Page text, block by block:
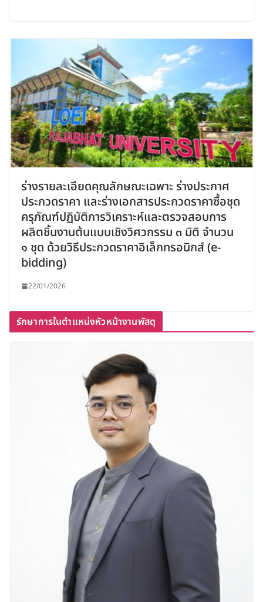
ร่างรายละเอียดคุณลักษณะเฉพาะ ร่างประกาศ
ประกวดราคา และร่างเอกสารประกวดราคาซื้อชุด
ครุภัณฑ์ปฏิบัติการวิเคราะห์และตรวจสอบการ
ผลิตชิ้นงานต้นแบบเชิงวิศวกรรม ๓ มิติ จำนวน
๑ ชุด ด้วยวิธีประกวดราคาอิเล็กทรอนิกส์ (e-
bidding)
22/01/2026
รักษาการในตำแหน่งหัวหน้างานพัสดุ